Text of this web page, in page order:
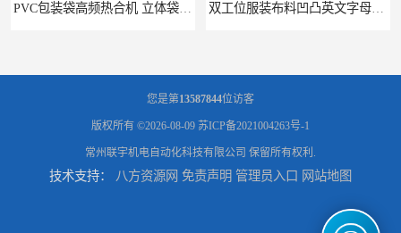
PVC包装袋高频热合机 立体袋焊接机 找联宇生产厂家 双工位服装布料凹凸英文字母压字机找联宇制造厂
您是第13587844位访客
版权所有 ©2026-08-09 苏ICP备2021004263号-1
常州联宇机电自动化科技有限公司 保留所有权利.
技术支持： 八方资源网 免责声明 管理员入口 网站地图